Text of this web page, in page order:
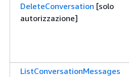
DeleteConversation [solo
autorizzazione]
ListConversationMessages